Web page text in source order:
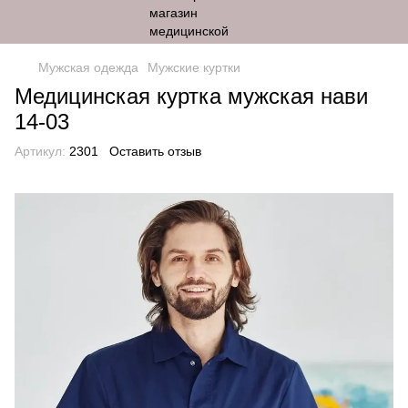
Мужская одежда Мужские куртки
Медицинская куртка мужская нави
14-03
Артикул: 2301 Оставить отзыв